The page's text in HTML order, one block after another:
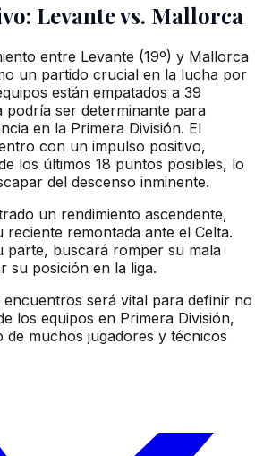
Levante vs. Mallorca
entre Levante (19º) y Mallorca
un partido crucial en la lucha por
están empatados a 39
ser determinante para
en la Primera División. El
con un impulso positivo,
los últimos 18 puntos posibles, lo
del descenso inminente.
un rendimiento ascendente,
reciente remontada ante el Celta.
parte, buscará romper su mala
su posición en la liga.
encuentros será vital para definir no
los equipos en Primera División,
muchos jugadores y técnicos